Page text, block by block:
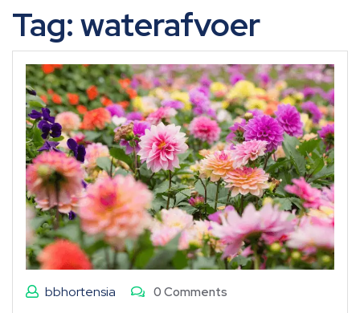
Tag:waterafvoer
bbhortensia 0 Comments